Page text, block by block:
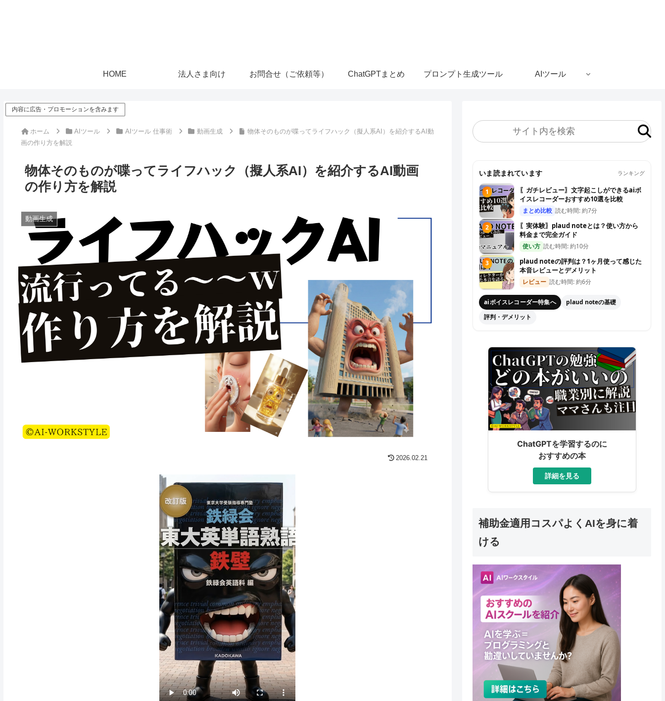
HOME 法人さま向け お問合せ（ご依頼等） ChatGPTまとめ プロンプト生成ツール AIツール
内容に広告・プロモーションを含みます
ホーム AIツール AIツール 仕事術 動画生成
物体そのものが喋ってライフハック（擬人系AI）を紹介するAI動
画の作り方を解説
物体そのものが喋ってライフハック（擬人系AI）を紹介するAI動画
の作り方を解説
動画生成
2026.02.21
いま読まれています ランキング
1
〖ガチレビュー〗文字起こしができるaiボ
イスレコーダーおすすめ10選を比較
まとめ比較 読む時間: 約7分
2
〖実体験〗plaud noteとは？使い方から
料金まで完全ガイド
使い方 読む時間: 約10分
3
plaud noteの評判は？1ヶ月使って感じた
本音レビューとデメリット
レビュー 読む時間: 約6分
aiボイスレコーダー特集へ
plaud noteの基礎
評判・デメリット
ChatGPTを学習するのに
おすすめの本
詳細を見る
補助金適用コスパよくAIを身に着
ける